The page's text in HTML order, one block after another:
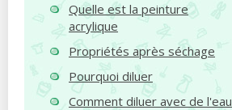
Quelle est la peinture
acrylique
Propriétés après séchage
Pourquoi diluer
Comment diluer avec de l'eau